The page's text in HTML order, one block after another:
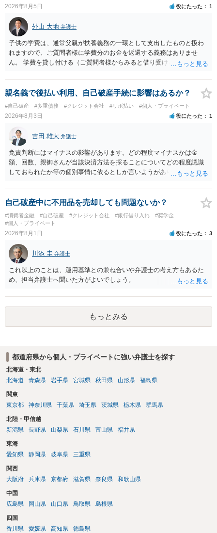
ことだと思われます。 また、返せるお金が無いのであれば、返せない
のは致し方ありません。真摯に分割して支払うことを相手に告げてい
くのみでしょう。 以上、ご参考まで。
2026年8月5日 役にたった 1
外山 大地 弁護士
子供の学費は、通常父親が扶養義務の一環として支出したものと扱わ
れますので、ご質問者様に学費分のお金を返還する義務はありませ
ん。 学費を貸し付ける（ご質問者様からみると借り受ける）といった
ょう。
親名義で後払い利用、自己破産手続に影響はあるか？
#自己破産 #多重債務 #クレジット会社 #リボ払い #個人・プライベート
2026年8月3日 役にたった 1
吉田 雄大 弁護士
免責判断にはマイナスの影響があります。どの程度マイナスかは金
額、回数、親御さんが当該決済方法を採ることについてどの程度認識
しておられたか等の個別事情に依るとしか言いようがありません。 と
なって相談し、善後策を考えることをお勧めします。
自己破産中に不用品を売却しても問題ないか？
#消費者金融 #自己破産 #クレジット会社 #銀行借り入れ
#奨学金
#個人・プライベート
2026年8月1日 役にたった 3
川添 圭 弁護士
これ以上のことは、運用基準との兼ね合いや弁護士の考え方もあるた
め、担当弁護士へ聞いた方がよいでしょう。
もっとみる
都道府県から個人・プライベートに強い弁護士を探す
北海道・東北
北海道
青森県 岩手県 宮城県 秋田県 山形県 福島県
関東
東京都
神奈川県 千葉県 埼玉県 茨城県 栃木県 群馬県
北陸・甲信越
新潟県
長野県 山梨県 石川県 富山県 福井県
東海
愛知県
静岡県 岐阜県 三重県
関西
大阪府
兵庫県 京都府 滋賀県 奈良県 和歌山県
中国
広島県
岡山県 山口県 鳥取県 島根県
四国
香川県
愛媛県 高知県 徳島県